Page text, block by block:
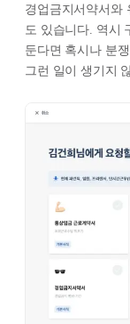
경업금지서약서와
도 있습니다. 역시
둔다면 혹시나 분
그런 일이 생기지